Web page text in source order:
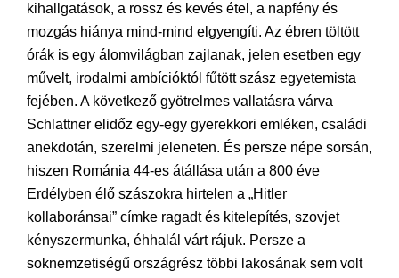
kihallgatások, a rossz és kevés étel, a napfény és
mozgás hiánya mind-mind elgyengíti. Az ébren töltött
órák is egy álomvilágban zajlanak, jelen esetben egy
művelt, irodalmi ambícióktól fűtött szász egyetemista
fejében. A következő gyötrelmes vallatásra várva
Schlattner elidőz egy-egy gyerekkori emléken, családi
anekdotán, szerelmi jeleneten. És persze népe sorsán,
hiszen Románia 44-es átállása után a 800 éve
Erdélyben élő szászokra hirtelen a „Hitler
kollaboránsai” címke ragadt és kitelepítés, szovjet
kényszermunka, éhhalál várt rájuk. Persze a
soknemzetiségű országrész többi lakosának sem volt